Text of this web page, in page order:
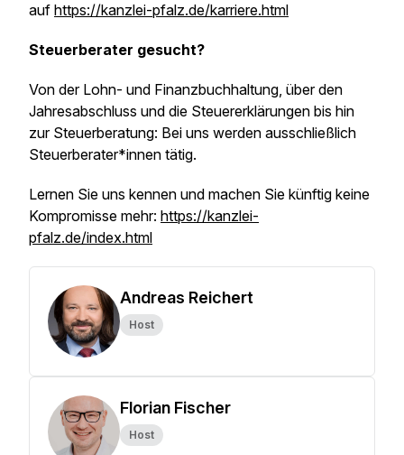
auf https://kanzlei-pfalz.de/karriere.html
Steuerberater gesucht?
Von der Lohn- und Finanzbuchhaltung, über den
Jahresabschluss und die Steuererklärungen bis hin
zur Steuerberatung: Bei uns werden ausschließlich
Steuerberater*innen tätig.
Lernen Sie uns kennen und machen Sie künftig keine
Kompromisse mehr: https://kanzlei-
pfalz.de/index.html
Andreas Reichert
Host
Florian Fischer
Host